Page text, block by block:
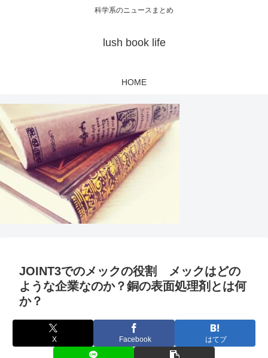
科学系のニュースまとめ
lush book life
HOME
JOINT3でのメックの役割 メックはどの
ような企業なのか？銅の表面処理剤とは何
か？
X Facebook はてブ